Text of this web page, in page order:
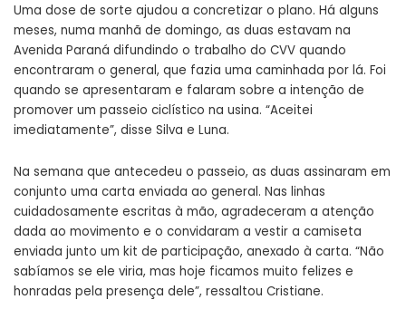
Uma dose de sorte ajudou a concretizar o plano. Há alguns
meses, numa manhã de domingo, as duas estavam na
Avenida Paraná difundindo o trabalho do CVV quando
encontraram o general, que fazia uma caminhada por lá. Foi
quando se apresentaram e falaram sobre a intenção de
promover um passeio ciclístico na usina. “Aceitei
imediatamente”, disse Silva e Luna.
Na semana que antecedeu o passeio, as duas assinaram em
conjunto uma carta enviada ao general. Nas linhas
cuidadosamente escritas à mão, agradeceram a atenção
dada ao movimento e o convidaram a vestir a camiseta
enviada junto um kit de participação, anexado à carta. “Não
sabíamos se ele viria, mas hoje ficamos muito felizes e
honradas pela presença dele”, ressaltou Cristiane.